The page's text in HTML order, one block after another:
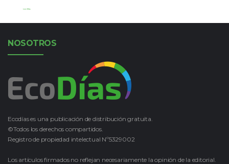
Leer Más
NOSOTROS
Ecodías es una publicación de distribución gratuita.
©Todos los derechos compartidos.
Registro de propiedad intelectual Nº5329002
Los artículos firmados no reflejan necesariamente la opinión de la editorial.